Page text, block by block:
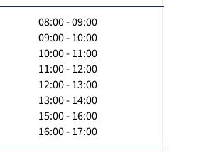
08:00 - 09:00
09:00 - 10:00
10:00 - 11:00
11:00 - 12:00
12:00 - 13:00
13:00 - 14:00
15:00 - 16:00
16:00 - 17:00